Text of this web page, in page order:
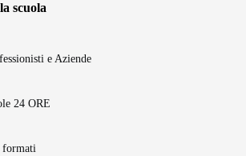
scuola
e Aziende
24 ORE
formati